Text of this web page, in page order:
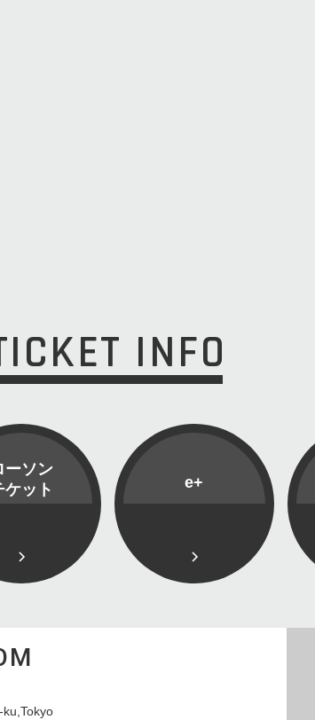
INFO
ーソン
ケット
e+